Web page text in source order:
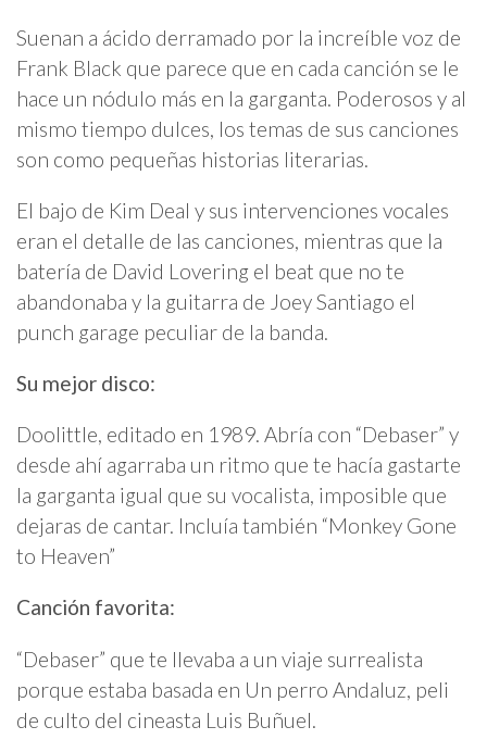
Suenan a ácido derramado por la increíble voz de
Frank Black que parece que en cada canción se le
hace un nódulo más en la garganta. Poderosos y al
mismo tiempo dulces, los temas de sus canciones
son como pequeñas historias literarias.
El bajo de Kim Deal y sus intervenciones vocales
eran el detalle de las canciones, mientras que la
batería de David Lovering el beat que no te
abandonaba y la guitarra de Joey Santiago el
punch garage peculiar de la banda.
Su mejor disco:
Doolittle, editado en 1989. Abría con “Debaser” y
desde ahí agarraba un ritmo que te hacía gastarte
la garganta igual que su vocalista, imposible que
dejaras de cantar. Incluía también “Monkey Gone
to Heaven”
Canción favorita:
“Debaser” que te llevaba a un viaje surrealista
porque estaba basada en Un perro Andaluz, peli
de culto del cineasta Luis Buñuel.